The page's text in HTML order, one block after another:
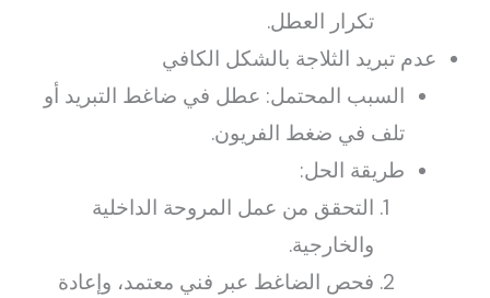
تكرار العطل.
عدم تبريد الثلاجة بالشكل الكافي
السبب المحتمل: عطل في ضاغط التبريد أو
تلف في ضغط الفريون.
طريقة الحل:
التحقق من عمل المروحة الداخلية
والخارجية.
فحص الضاغط عبر فني معتمد، وإعادة